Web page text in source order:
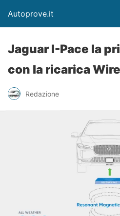
Autoprove.it
Jaguar I-Pace la
con la ricarica
Redazione